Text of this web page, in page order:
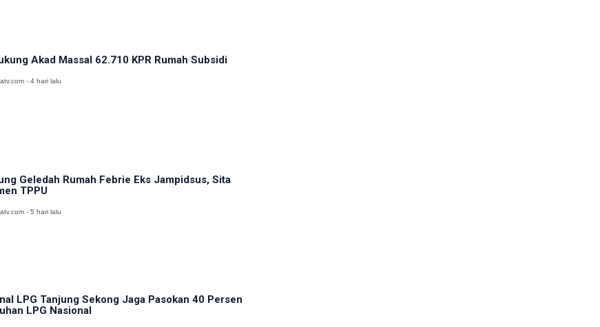
Akad Massal 62.710 KPR Rumah Subsidi
- 4 hari lalu
Geledah Rumah Febrie Eks Jampidsus, Sita
TPPU
- 5 hari lalu
LPG Tanjung Sekong Jaga Pasokan 40 Persen
LPG Nasional